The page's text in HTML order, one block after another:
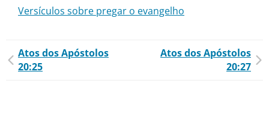
Versículos sobre pregar o evangelho
Atos dos Apóstolos
20:25
Atos dos Apóstolos
20:27